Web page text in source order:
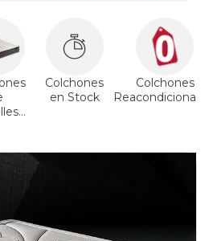
Colchones
en Stock
Colchones